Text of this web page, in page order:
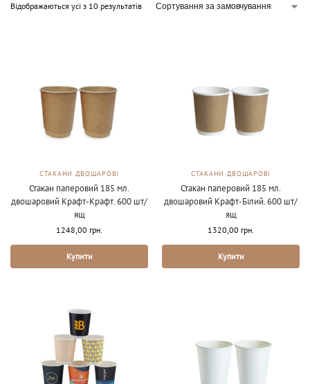
Відображаються усі з 10 результатів
СТАКАНИ ДВОШАРОВІ
Стакан паперовий 185 мл.
двошаровий Крафт-Крафт. 600 шт/
ящ
1248,00 грн.
Купити
СТАКАНИ ДВОШАРОВІ
Стакан паперовий 185 мл.
двошаровий Крафт-Білий. 600 шт/
ящ
1320,00 грн.
Купити